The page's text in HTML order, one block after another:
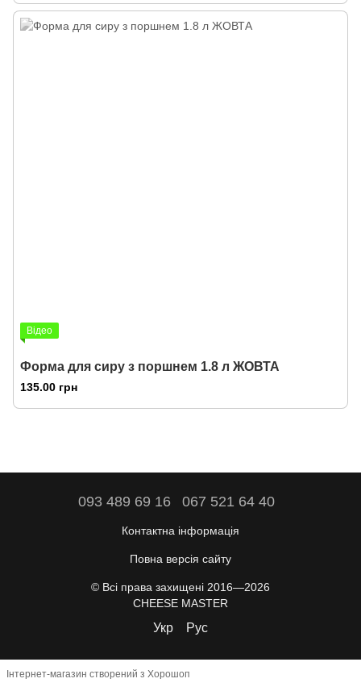
Відео
Форма для сиру з поршнем 1.8 л ЖОВТА
135.00 грн
093 489 69 16 067 521 64 40
Контактна інформація
Повна версія сайту
© Всі права захищені 2016—2026
CHEESE MASTER
Укр Рус
Інтернет-магазин створений з Хорошоп